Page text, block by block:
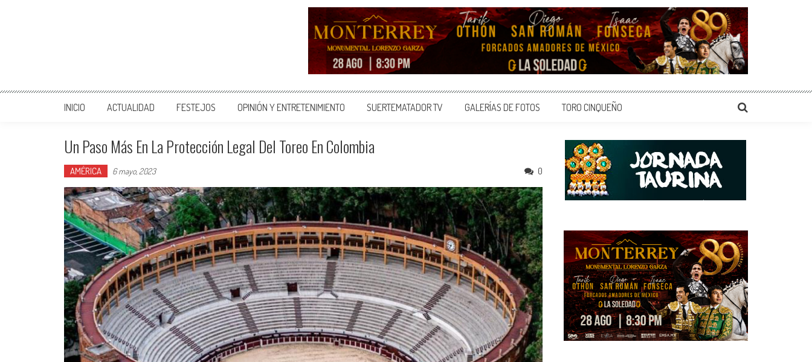
INICIO ACTUALIDAD FESTEJOS OPINIÓN Y ENTRETENIMIENTO SUERTEMATADOR TV GALERÍAS DE FOTOS TORO CINQUEÑO
Un Paso Más En La Protección Legal Del Toreo En Colombia
AMÉRICA 6 mayo, 2023 0